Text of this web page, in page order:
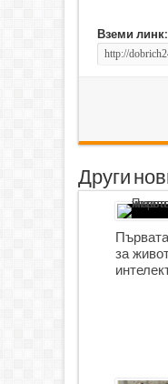
Вземи линк:
Други
за